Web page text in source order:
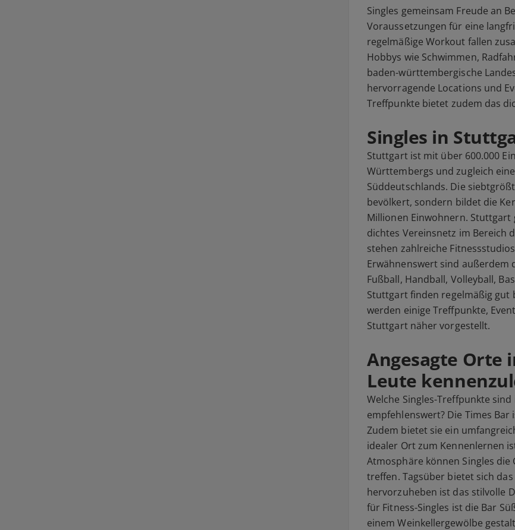
Singles gemeinsam Freude an
Voraussetzungen für eine
regelmäßige Workout fallen
Hobbys wie Schwimmen,
baden-württembergische
hervorragende Locations und
Treffpunkte bietet zudem das
Singles in
Stuttgart ist mit über 600.000
Württembergs und zugleich
Süddeutschlands. Die
bevölkert, sondern bildet die
Millionen Einwohnern. Stuttgart
dichtes Vereinsnetz im Bereich
stehen zahlreiche
Erwähnenswert sind außerdem
Fußball, Handball, Volleyball,
Stuttgart finden regelmäßig gut
werden einige Treffpunkte,
Stuttgart näher vorgestellt.
Angesagte Orte
Leute
Welche Singles-Treffpunkte
empfehlenswert? Die Times
Zudem bietet sie ein
idealer Ort zum Kennenlernen
Atmosphäre können Singles
treffen. Tagsüber bietet sich
hervorzuheben ist das stilvolle
für Fitness-Singles ist die Bar
einem Weinkellergewölbe